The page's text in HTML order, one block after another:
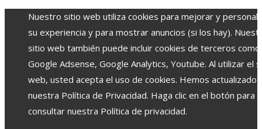
Nuestro sitio web utiliza cookies para mejorar y
su experiencia y para mostrar anuncios (si los hay).
sitio web también puede incluir cookies de terceros como
Google Adsense, Google Analytics, Youtube. Al utilizar el
web, usted acepta el uso de cookies. Hemos actualizado
nuestra Política de Privacidad. Haga clic en el botón para
consultar nuestra Política de privacidad.